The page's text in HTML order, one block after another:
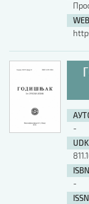
-
UDK
ISBN
-
ISSN